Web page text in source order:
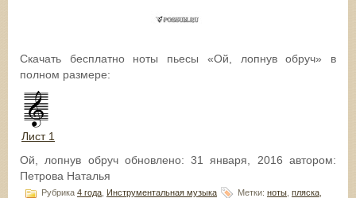
Скачать бесплатно ноты пьесы «Ой, лопнув обруч» в
полном размере:
Лист 1
Ой, лопнув обручобновлено:31 января, 2016 автором:
Петрова Наталья
Рубрика 4 года Инструментальная музыка Метки: ноты пляска